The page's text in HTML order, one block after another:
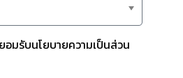
มรับนโยบายความเป็นส่วน